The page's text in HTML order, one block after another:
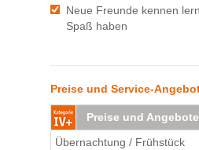
Neue Freunde kennen
Spaß haben
Preise und Service-
Preise und Angebote
Übernachtung / Frühstück